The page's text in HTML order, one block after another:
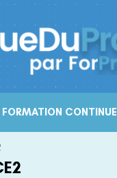
FORMATION CONTINUE